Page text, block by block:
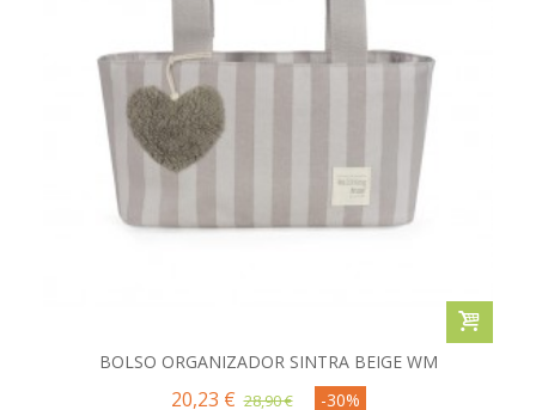
BOLSO ORGANIZADOR SINTRA BEIGE WM
20,23 € 28,90 € -30%